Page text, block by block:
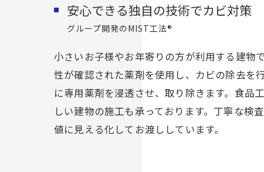
安心できる独自の技術でカビ対策
グループ開発のMIST工法®
小さいお子様やお年寄りの方が利用する建物
性が確認された薬剤を使用し、カビの除去を
に専用薬剤を浸透させ、取り除きます。食品
しい建物の施工も承っております。丁寧な検
値に見える化してお渡ししています。